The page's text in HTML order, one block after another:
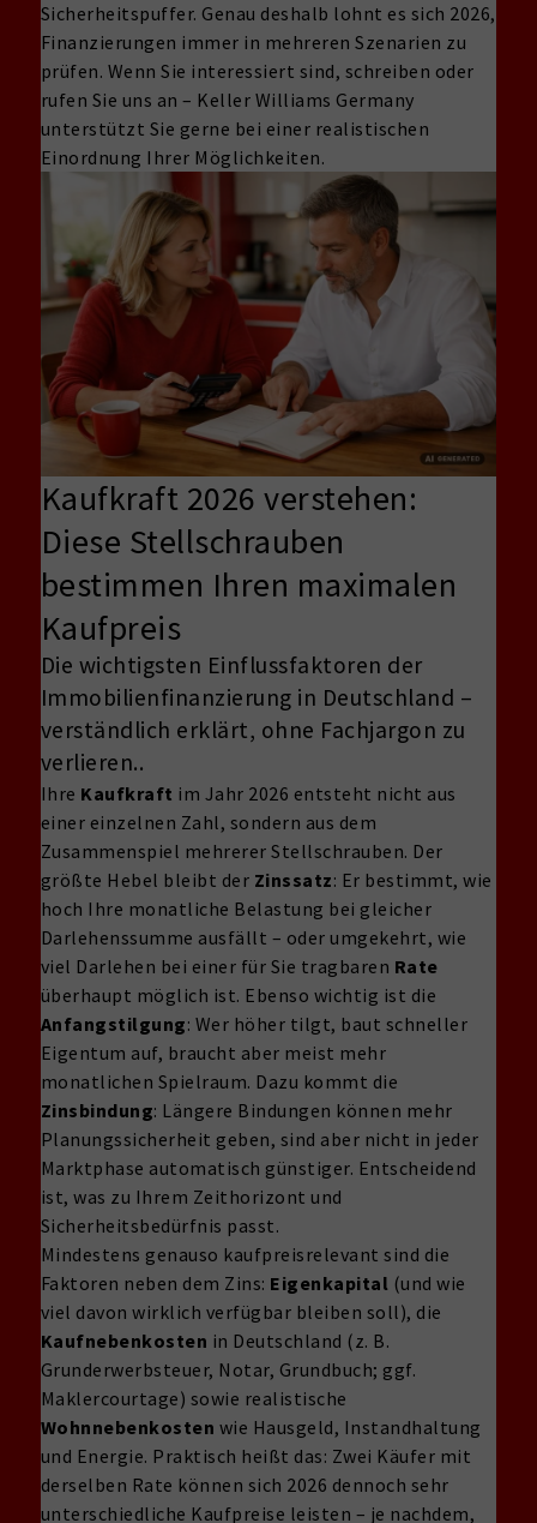
Sicherheitspuffer. Genau deshalb lohnt es sich 2026,
Finanzierungen immer in mehreren Szenarien zu
prüfen. Wenn Sie interessiert sind, schreiben oder
rufen Sie uns an – Keller Williams Germany
unterstützt Sie gerne bei einer realistischen
Einordnung Ihrer Möglichkeiten.
Kaufkraft 2026 verstehen:
Diese Stellschrauben
bestimmen Ihren maximalen
Kaufpreis
Die wichtigsten Einflussfaktoren der
Immobilienfinanzierung in Deutschland –
verständlich erklärt, ohne Fachjargon zu
verlieren..
Ihre Kaufkraft im Jahr 2026 entsteht nicht aus
einer einzelnen Zahl, sondern aus dem
Zusammenspiel mehrerer Stellschrauben. Der
größte Hebel bleibt der Zinssatz: Er bestimmt, wie
hoch Ihre monatliche Belastung bei gleicher
Darlehenssumme ausfällt – oder umgekehrt, wie
viel Darlehen bei einer für Sie tragbaren Rate
überhaupt möglich ist. Ebenso wichtig ist die
Anfangstilgung: Wer höher tilgt, baut schneller
Eigentum auf, braucht aber meist mehr
monatlichen Spielraum. Dazu kommt die
Zinsbindung: Längere Bindungen können mehr
Planungssicherheit geben, sind aber nicht in jeder
Marktphase automatisch günstiger. Entscheidend
ist, was zu Ihrem Zeithorizont und
Sicherheitsbedürfnis passt.
Mindestens genauso kaufpreisrelevant sind die
Faktoren neben dem Zins: Eigenkapital (und wie
viel davon wirklich verfügbar bleiben soll), die
Kaufnebenkosten in Deutschland (z. B.
Grunderwerbsteuer, Notar, Grundbuch; ggf.
Maklercourtage) sowie realistische
Wohnnebenkosten wie Hausgeld, Instandhaltung
und Energie. Praktisch heißt das: Zwei Käufer mit
derselben Rate können sich 2026 dennoch sehr
unterschiedliche Kaufpreise leisten – je nachdem,